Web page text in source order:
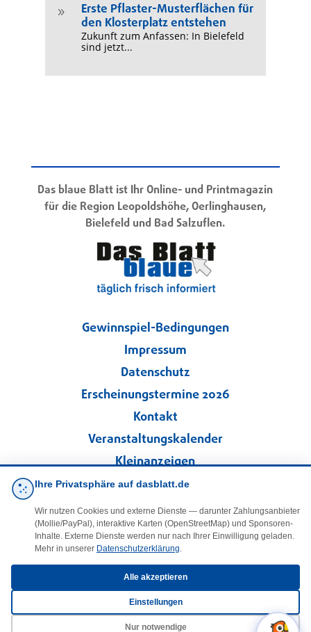
9
Erste Pflaster-Musterflächen für
den Klosterplatz entstehen
Zukunft zum Anfassen: In Bielefeld
sind jetzt...
Das blaue Blatt ist Ihr Online- und Printmagazin
für die Region Leopoldshöhe, Oerlinghausen,
Bielefeld und Bad Salzuflen.
Gewinnspiel-Bedingungen
Impressum
Datenschutz
Erscheinungstermine 2026
Kontakt
Veranstaltungskalender
Kleinanzeigen
Folgen Sie uns!
facebook
E-Mail
Ihre Privatsphäre auf dasblatt.de
Wir nutzen Cookies und externe Dienste — darunter Zahlungsanbieter
(Mollie/PayPal), interaktive Karten (OpenStreetMap) und Sponsoren-
Inhalte. Externe Dienste werden nur nach Ihrer Einwilligung geladen.
Mehr in unserer Datenschutzerklärung.
Alle akzeptieren
Einstellungen
Nur notwendige